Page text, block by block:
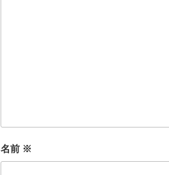
名前 ※